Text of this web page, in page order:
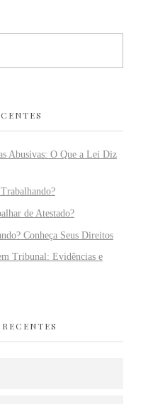
Abusivas: O Que a Lei Diz
de Atestado?
Conheça Seus Direitos
Tribunal: Evidências e